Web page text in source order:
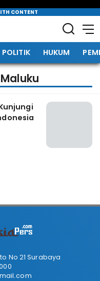
CONTENT
POLITIK HUKUM
No 21 Surabaya